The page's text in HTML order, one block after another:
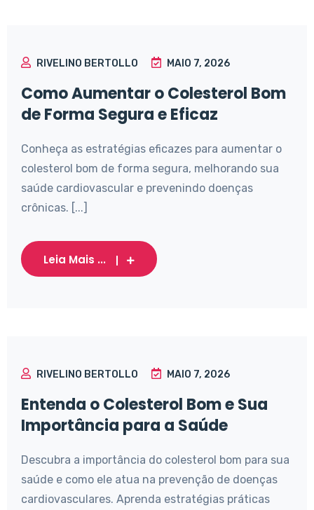
RIVELINO BERTOLLO MAIO 7, 2026
Como Aumentar o Colesterol Bom
de Forma Segura e Eficaz
Conheça as estratégias eficazes para aumentar o
colesterol bom de forma segura, melhorando sua
saúde cardiovascular e prevenindo doenças
crônicas. [...]
Leia Mais ...
RIVELINO BERTOLLO MAIO 7, 2026
Entenda o Colesterol Bom e Sua
Importância para a Saúde
Descubra a importância do colesterol bom para sua
saúde e como ele atua na prevenção de doenças
cardiovasculares. Aprenda estratégias práticas